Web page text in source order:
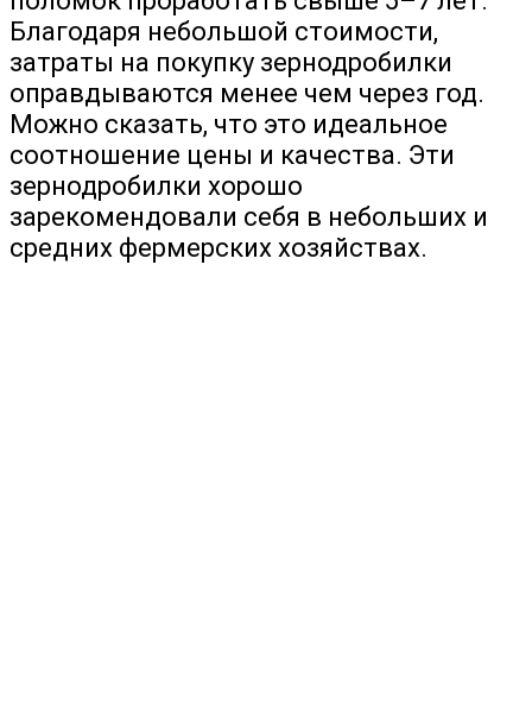
Благодаря небольшой стоимости,
затраты на покупку зернодробилки
оправдываются менее чем через год.
Можно сказать, что это идеальное
соотношение цены и качества. Эти
зернодробилки хорошо
зарекомендовали себя в небольших и
средних фермерских хозяйствах.